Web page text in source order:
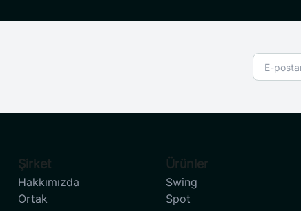
Şirket
Hakkımızda
Ortak
Ürünler
Swing
Spot